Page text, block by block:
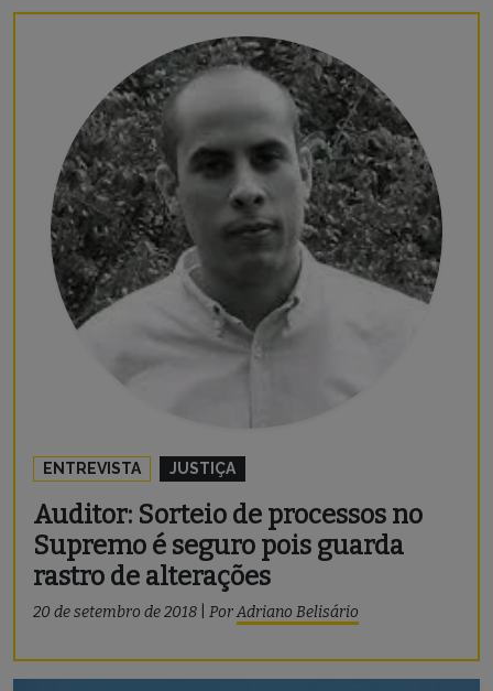
ENTREVISTA JUSTIÇA
Auditor: Sorteio de processos no
Supremo é seguro pois guarda
rastro de alterações
20 de setembro de 2018 PorAdriano Belisário